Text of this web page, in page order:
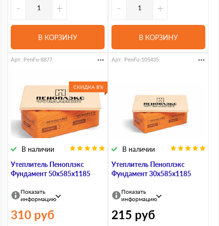
- +
В КОРЗИНУ
- +
В КОРЗИНУ
СКИДКА 8%
Утеплитель Пеноплэкс
Фундамент 50х585х1185
В наличии
Арт. PenFu-8877
Показать
информацию
310 руб
Утеплитель Пеноплэкс
Фундамент 30х585х1185
В наличии
Арт. PenFu-105435
Показать
информацию
215 руб